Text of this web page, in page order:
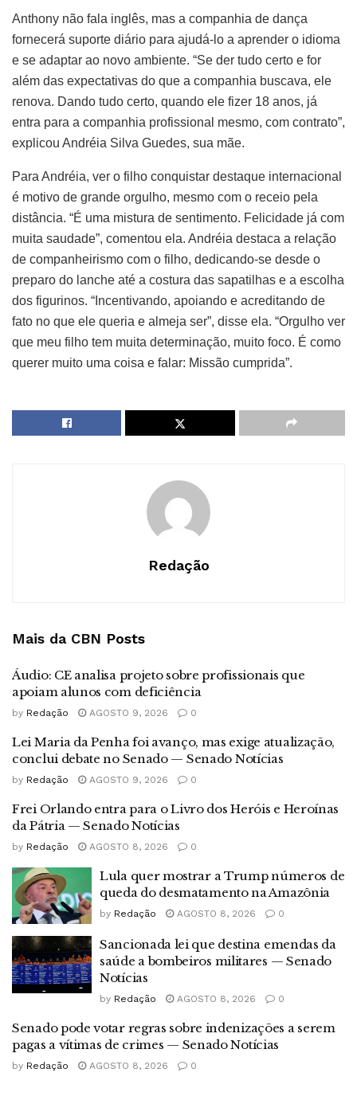
Anthony não fala inglês, mas a companhia de dança
fornecerá suporte diário para ajudá-lo a aprender o idioma
e se adaptar ao novo ambiente. “Se der tudo certo e for
além das expectativas do que a companhia buscava, ele
renova. Dando tudo certo, quando ele fizer 18 anos, já
entra para a companhia profissional mesmo, com contrato”,
explicou Andréia Silva Guedes, sua mãe.
Para Andréia, ver o filho conquistar destaque internacional
é motivo de grande orgulho, mesmo com o receio pela
distância. “É uma mistura de sentimento. Felicidade já com
muita saudade”, comentou ela. Andréia destaca a relação
de companheirismo com o filho, dedicando-se desde o
preparo do lanche até a costura das sapatilhas e a escolha
dos figurinos. “Incentivando, apoiando e acreditando de
fato no que ele queria e almeja ser”, disse ela. “Orgulho ver
que meu filho tem muita determinação, muito foco. É como
querer muito uma coisa e falar: Missão cumprida”.
Redação
Mais da CBN Posts
Áudio: CE analisa projeto sobre profissionais que
apoiam alunos com deficiência
by Redação AGOSTO 9, 2026 0
Lei Maria da Penha foi avanço, mas exige atualização,
conclui debate no Senado — Senado Notícias
by Redação AGOSTO 9, 2026 0
Frei Orlando entra para o Livro dos Heróis e Heroínas
da Pátria — Senado Notícias
by Redação AGOSTO 8, 2026 0
Lula quer mostrar a Trump números de
queda do desmatamento na Amazônia
by Redação AGOSTO 8, 2026 0
Sancionada lei que destina emendas da
saúde a bombeiros militares — Senado
Notícias
by Redação AGOSTO 8, 2026 0
Senado pode votar regras sobre indenizações a serem
pagas a vítimas de crimes — Senado Notícias
by Redação AGOSTO 8, 2026 0